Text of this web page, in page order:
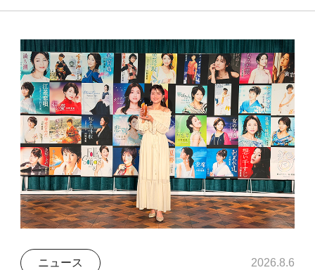
ニュース 2026.8.6